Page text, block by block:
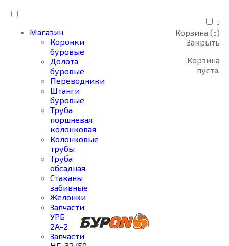
Магазин
Коронки
буровые
Долота
буровые
Переводники
Штанги
буровые
Труба
поршневая
колонковая
Колонковые
трубы
Труба
обсадная
Стаканы
забивные
Желонки
Запчасти
УРБ
2А-2
Запчасти
0
Корзина (0)
Закрыть
Корзина
пуста.